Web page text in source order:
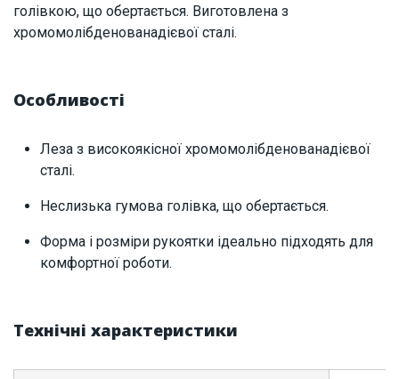
голівкою, що обертається. Виготовлена з
хромомолібденованадієвої сталі.
Особливості
Леза з високоякісної хромомолібденованадієвої
сталі.
Неслизька гумова голівка, що обертається.
Форма і розміри рукоятки ідеально підходять для
комфортної роботи.
Технічні характеристики